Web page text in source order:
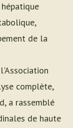
de la
complète,
a rassemblé
de haute